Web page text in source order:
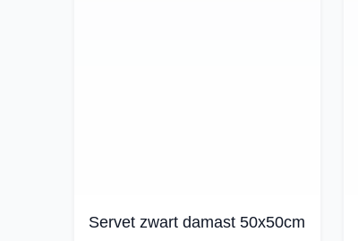
Servet zwart damast 50x50cm